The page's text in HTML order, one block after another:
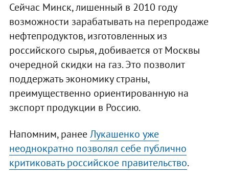
Сейчас Минск, лишенный в 2010 году
возможности зарабатывать на перепродаже
нефтепродуктов, изготовленных из
российского сырья, добивается от Москвы
очередной скидки на газ. Это позволит
поддержать экономику страны,
преимущественно ориентированную на
экспорт продукции в Россию.
Напомним, ранееЛукашенко уже
неоднократно позволял себе публично
критиковать российское правительство.